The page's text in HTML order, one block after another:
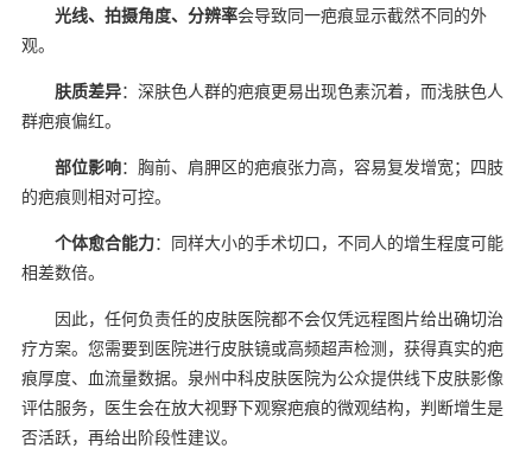
光线、拍摄角度、分辨率会导致同一疤痕显示截然不同的外
观。
肤质差异：深肤色人群的疤痕更易出现色素沉着，而浅肤色人
群疤痕偏红。
部位影响：胸前、肩胛区的疤痕张力高，容易复发增宽；四肢
的疤痕则相对可控。
个体愈合能力：同样大小的手术切口，不同人的增生程度可能
相差数倍。
因此，任何负责任的皮肤医院都不会仅凭远程图片给出确切治
疗方案。您需要到医院进行皮肤镜或高频超声检测，获得真实的疤
痕厚度、血流量数据。泉州中科皮肤医院为公众提供线下皮肤影像
评估服务，医生会在放大视野下观察疤痕的微观结构，判断增生是
否活跃，再给出阶段性建议。